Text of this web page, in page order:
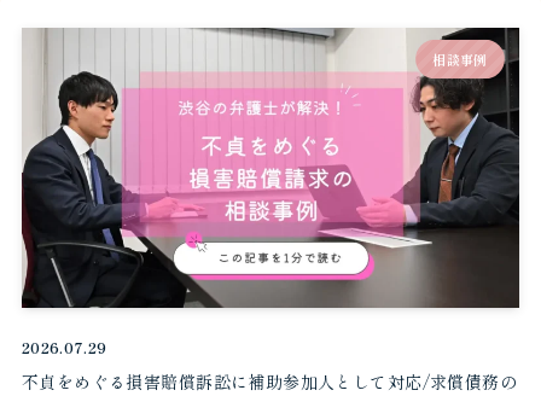
相談事例
不貞をめぐる損害賠償訴訟に補助参加人として対応/求償債務の
2026.07.29